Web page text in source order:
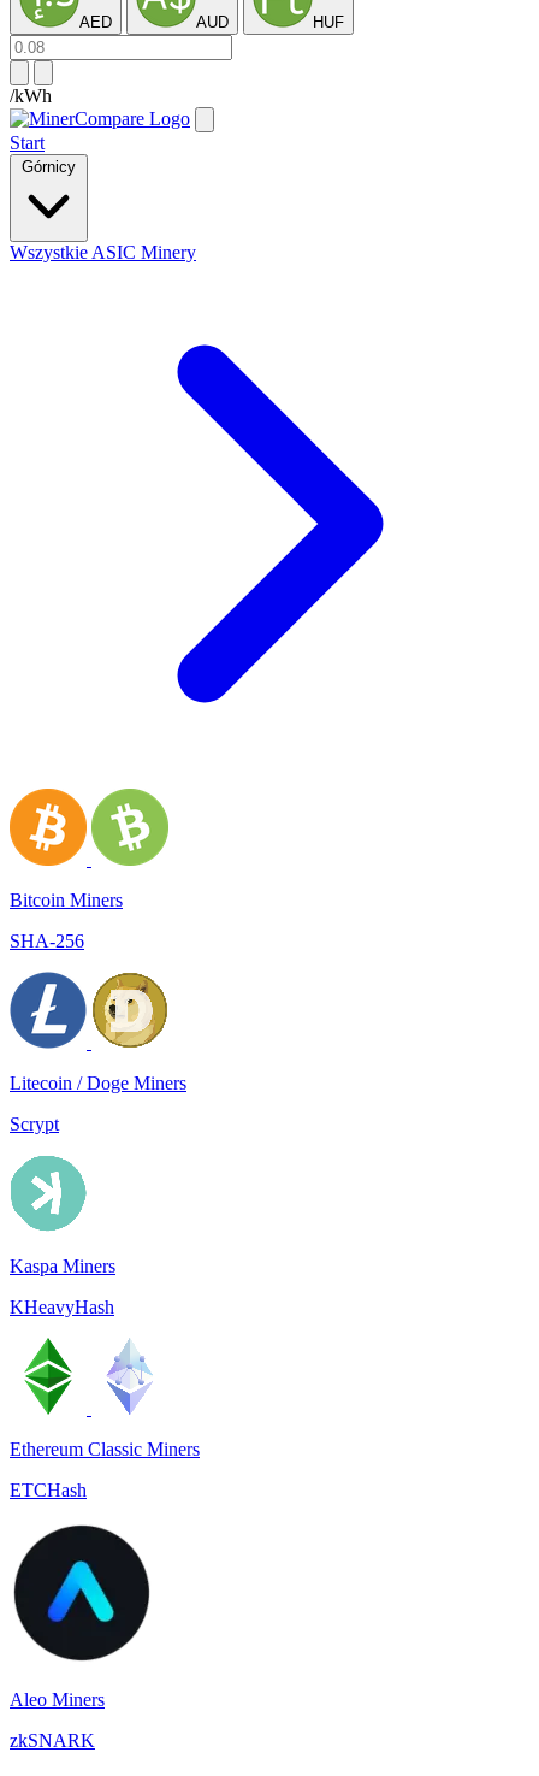
AED AUD HUF
/kWh
Start
Górnicy
Wszystkie ASIC Minery
Bitcoin Miners
SHA-256
Litecoin / Doge Miners
Scrypt
Kaspa Miners
KHeavyHash
Ethereum Classic Miners
ETCHash
Aleo Miners
zkSNARK